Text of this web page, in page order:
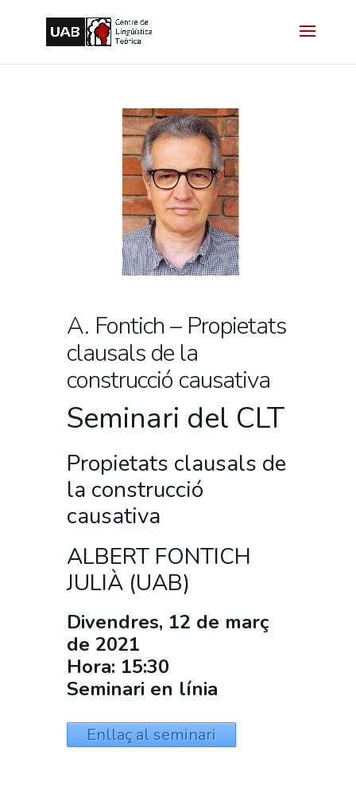
A. Fontich – Propietats
clausals de la
construcció causativa
Seminari del CLT
Propietats clausals de
la construcció
causativa
ALBERT FONTICH
JULIÀ (UAB)
Divendres, 12 de març
de 2021
Hora: 15:30
Seminari en línia
Enllaç al seminari